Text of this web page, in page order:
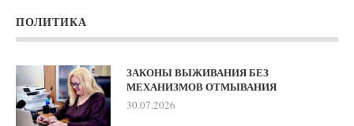
ПОЛИТИКА
ЗАКОНЫ ВЫЖИВАНИЯ БЕЗ
МЕХАНИЗМОВ ОТМЫВАНИЯ
30.07.2026